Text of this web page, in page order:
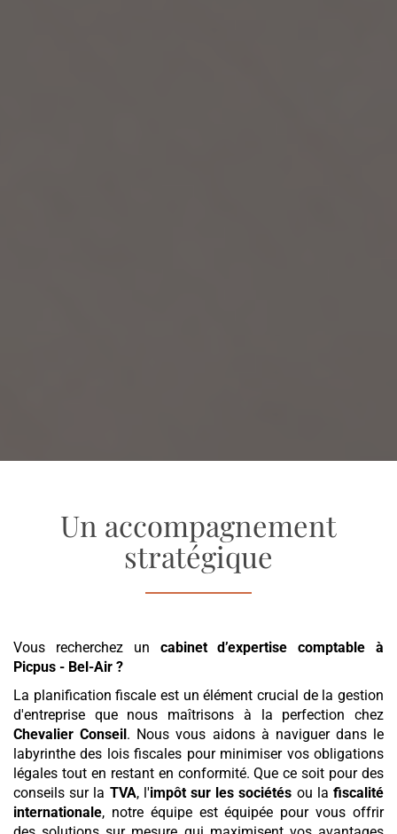
Un accompagnement
stratégique
Vous recherchez un cabinet d’expertise comptable
à
Picpus - Bel-Air ?
La planification fiscale est un élément crucial de la gestion
d'entreprise que nous maîtrisons à la perfection chez
Chevalier Conseil . Nous vous aidons à naviguer dans le
labyrinthe des lois fiscales pour minimiser vos obligations
légales tout en restant en conformité. Que ce soit pour des
conseils sur la TVA, l'impôt sur les sociétés ou lafiscalité
internationale, notre équipe est équipée pour vous offrir